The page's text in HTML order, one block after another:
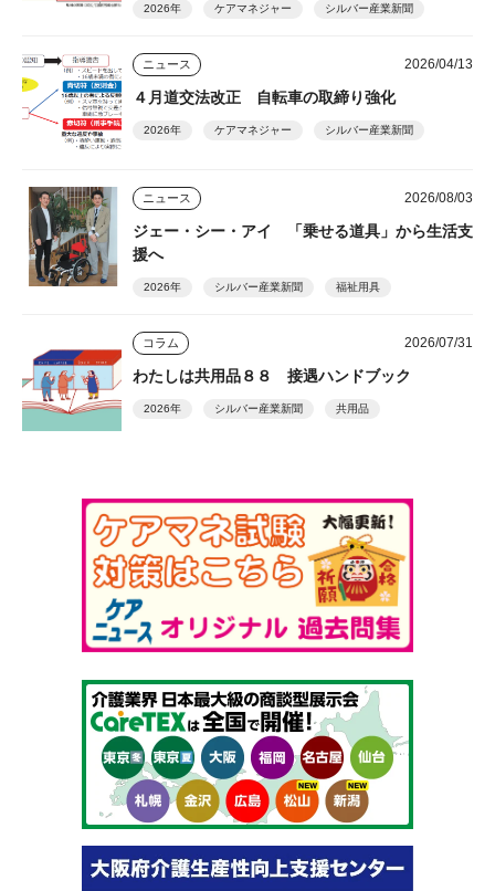
2026年 ケアマネジャー シルバー産業新聞
ニュース 2026/04/13
４月道交法改正 自転車の取締り強化
2026年 ケアマネジャー シルバー産業新聞
ニュース 2026/08/03
ジェー・シー・アイ 「乗せる道具」から生活支
援へ
2026年 シルバー産業新聞 福祉用具
コラム 2026/07/31
わたしは共用品８８ 接遇ハンドブック
2026年 シルバー産業新聞 共用品